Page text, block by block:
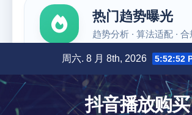
内
容
周六. 8 月 8th, 2026 5:52:52
抖音播放购买